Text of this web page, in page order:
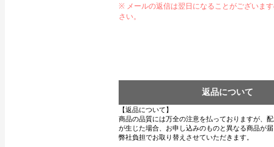
※ メールの返信は翌日になることがございま
さい。
返品について
【返品について】
商品の品質には万全の注意を払っておりますが、
が生じた場合、お申し込みのものと異なる商品が
弊社負担でお取り替えさせていただきます。